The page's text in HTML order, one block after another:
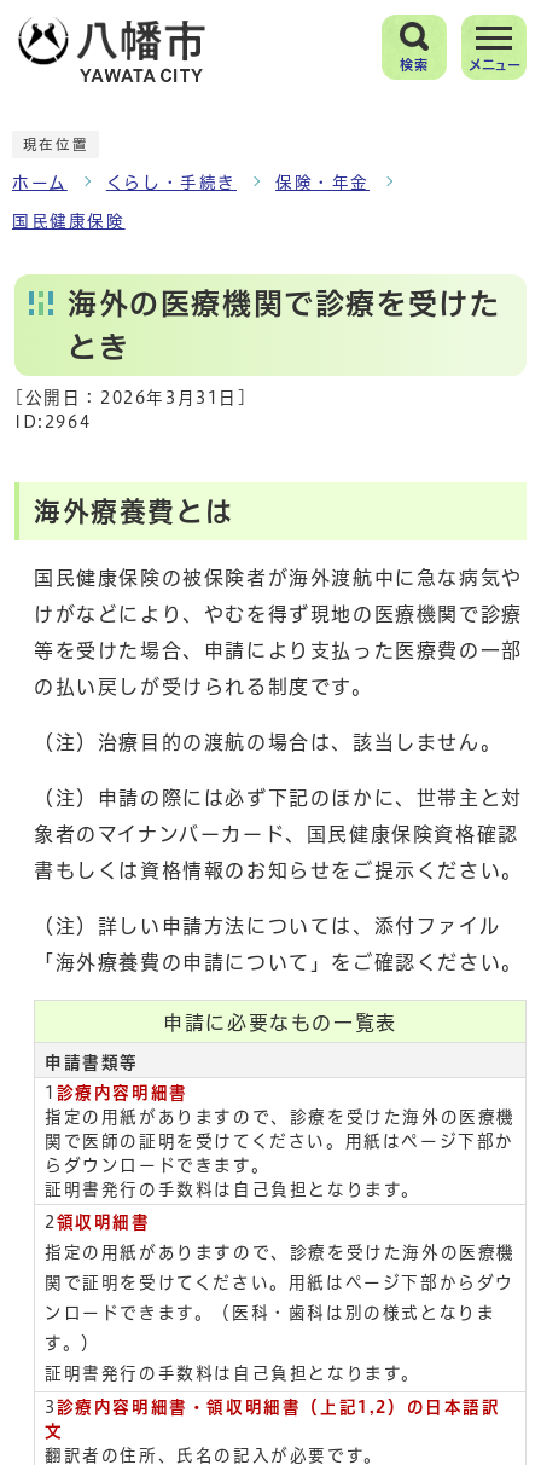
検索 メニュー
現在位置
ホーム くらし・手続き 保険・年金
国民健康保険
海外の医療機関で診療を受けた
とき
[公開日： 2026年3月31日
ID:2964
海外療養費とは
国民健康保険の被保険者が海外渡航中に急な病気や
けがなどにより、やむを得ず現地の医療機関で診療
等を受けた場合、申請により支払った医療費の一部
の払い戻しが受けられる制度です。
（注）治療目的の渡航の場合は、該当しません。
（注）申請の際には必ず下記のほかに、世帯主と対
象者のマイナンバーカード、国民健康保険資格確認
書もしくは資格情報のお知らせをご提示ください。
（注）詳しい申請方法については、添付ファイル
「海外療養費の申請について」をご確認ください。
申請に必要なもの一覧表
申請書類等
1 診療内容明細書
指定の用紙がありますので、診療を受けた海外の医療機
関で医師の証明を受けてください。用紙はページ下部か
らダウンロードできます。
証明書発行の手数料は自己負担となります。
2 領収明細書
指定の用紙がありますので、診療を受けた海外の医療機
関で証明を受けてください。用紙はページ下部からダウ
ンロードできます。（医科・歯科は別の様式となりま
す。）
証明書発行の手数料は自己負担となります。
3 診療内容明細書・領収明細書（上記1,2）の日本語訳
文
翻訳者の住所、氏名の記入が必要です。